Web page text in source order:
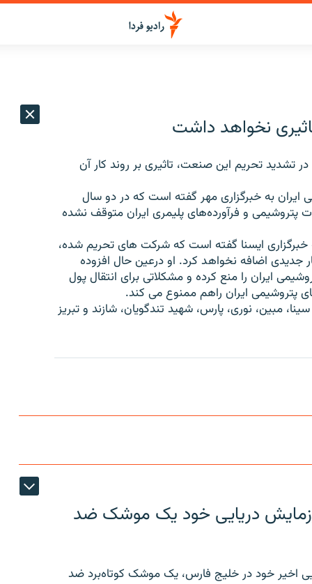
نخواهد داشت
تشدید تحریم این صنعت، تاثیری بر روند کار آن
به خبرگزاری مهر گفته است که در دو سال
و فرآورده‌های پلیمری ایران متوقف نشده
ایسنا گفته است که شرکت های تحریم شده،
ﺟﺪﯾﺪی اﺿﺎﻓﻪ ﻧﺨﻮاھﺪ ﮐﺮد. او درعین حال افزوده
ایران را منع کرده و مشکلاتی برای انتقال پول
پتروشیمی ایران راهم ممنوع می کند.
مبین، نوری، پارس، شهید تندگویان، شازند و تبریز
رزمایش دریایی خود یک موشک ضد
اخیر خود در خلیج فارس، یک موشک کوتاه‌برد ضد